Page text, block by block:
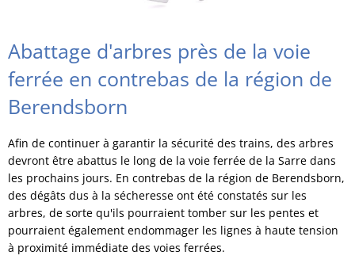
Abattage d'arbres près de la voie
ferrée en contrebas de la région de
Berendsborn
Afin de continuer à garantir la sécurité des trains, des arbres
devront être abattus le long de la voie ferrée de la Sarre dans
les prochains jours. En contrebas de la région de Berendsborn,
des dégâts dus à la sécheresse ont été constatés sur les
arbres, de sorte qu'ils pourraient tomber sur les pentes et
pourraient également endommager les lignes à haute tension
à proximité immédiate des voies ferrées.